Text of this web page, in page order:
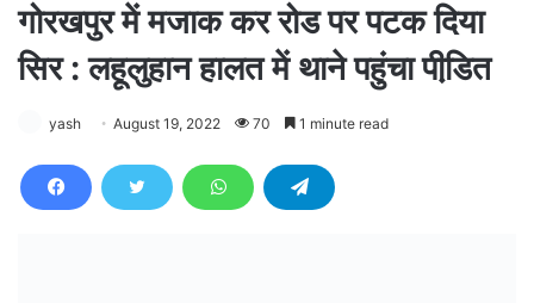
गोरखपुर में मजाक कर रोड पर पटक दिया
सिर : लहूलुहान हालत में थाने पहुंचा पीडि़त
yash August 19, 2022 70 1 minute read